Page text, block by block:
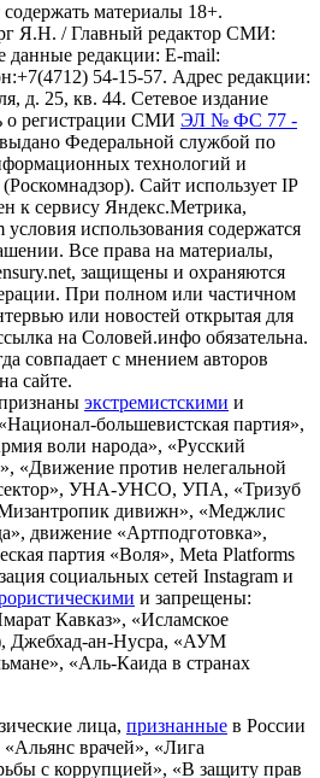
материалы 18+.
Я.Н. / Главный редактор СМИ:
редакции: E-mail:
54-15-57. Адрес редакции:
д. 25, кв. 44. Сетевое издание
о регистрации СМИ ЭЛ № ФС 77 -
Федеральной службой по
технологий и
Сайт использует IP
к сервису Яндекс.Метрика,
условия использования содержатся
Все права на материалы,
защищены и охраняются
При полном или частичном
или новостей открытая для
на Соловей.инфо обязательна.
совпадает с мнением авторов
сайте.
экстремистскими и
большевистская партия»,
воли народа», «Русский
«Движение против нелегальной
УНА-УНСО, УПА, «Тризуб
дивижн», «Меджлис
движение «Артподготовка»,
партия «Воля», Meta Platforms
социальных сетей Instagram и
и запрещены:
Кавказ», «Исламское
Джебхад-ан-Нусра, «АУМ
«Аль-Каида в странах
лица, признанные в России
врачей», «Лига
с коррупцией», «В защиту прав